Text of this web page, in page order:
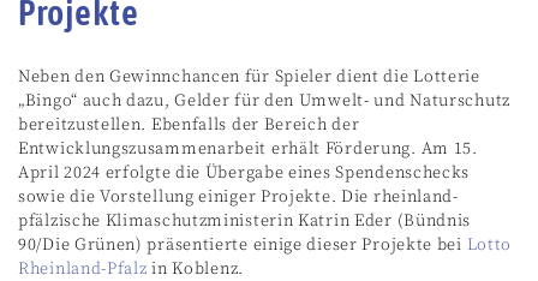
Projekte
Neben den Gewinnchancen für Spieler dient die Lotterie
„Bingo“ auch dazu, Gelder für den Umwelt- und Naturschutz
bereitzustellen. Ebenfalls der Bereich der
Entwicklungszusammenarbeit erhält Förderung. Am 15.
April 2024 erfolgte die Übergabe eines Spendenschecks
sowie die Vorstellung einiger Projekte. Die rheinland-
pfälzische Klimaschutzministerin Katrin Eder (Bündnis
90/Die Grünen) präsentierte einige dieser Projekte bei Lotto
Rheinland-Pfalz in Koblenz.